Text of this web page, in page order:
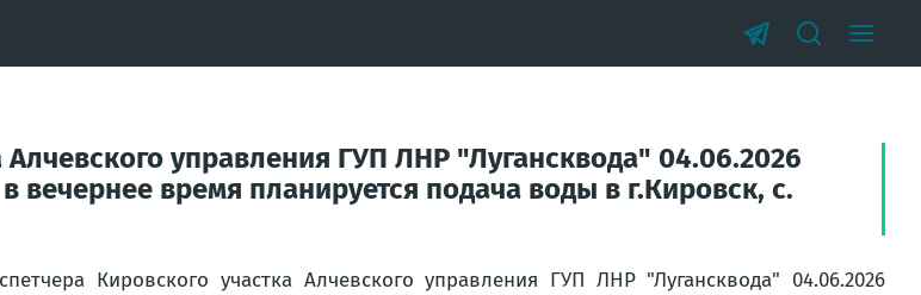
управления ГУП ЛНР "Лугансквода" 04.06.2026
вечернее время планируется подача воды в г.Кировск, с.
Кировского участка Алчевского управления ГУП ЛНР "Лугансквода" 04.06.2026